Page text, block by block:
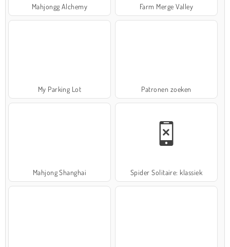
Mahjongg Alchemy Farm Merge Valley
My Parking Lot Patronen zoeken
Mahjong Shanghai Spider Solitaire: klassiek